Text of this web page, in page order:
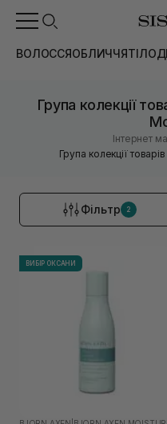
ВОЛОССЯОБЛИЧЧЯТІЛО
Група колекції
Інтернет
Група колекції
Фільтр 2
ВИБІР ОКСАНИ